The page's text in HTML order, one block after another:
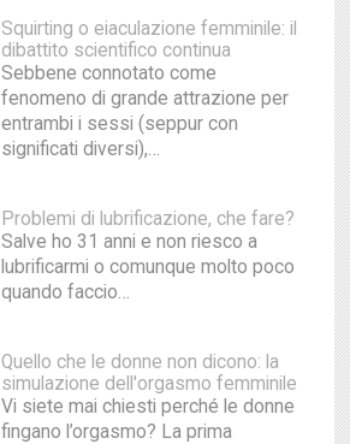
Squirting o eiaculazione femminile: il
dibattito scientifico continua
Sebbene connotato come
fenomeno di grande attrazione per
entrambi i sessi (seppur con
significati diversi),…
Problemi di lubrificazione, che fare?
Salve ho 31 anni e non riesco a
lubrificarmi o comunque molto poco
quando faccio…
Quello che le donne non dicono: la
simulazione dell'orgasmo femminile
Vi siete mai chiesti perché le donne
fingano l’orgasmo? La prima